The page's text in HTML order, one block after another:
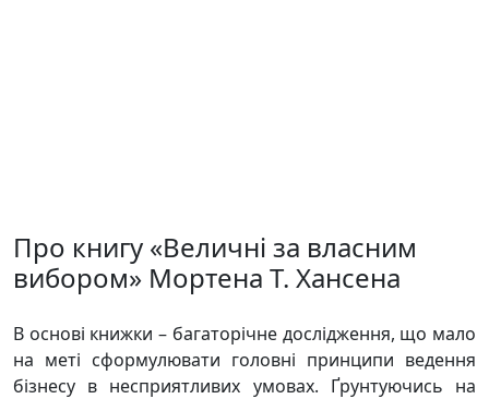
Про книгу «Величні за власним
вибором» Мортена Т. Хансена
В основі книжки – багаторічне дослідження, що мало
на меті сформулювати головні принципи ведення
бізнесу в несприятливих умовах. Ґрунтуючись на